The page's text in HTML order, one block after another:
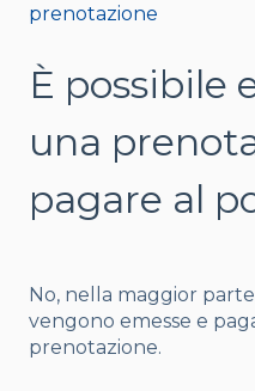
prenotazione
È possibile
una
pagare al
No, nella maggior
vengono emesse e
prenotazione.